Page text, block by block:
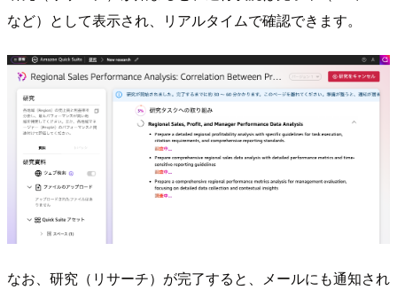
など）として表示され、リアルタイムで確認できます。
なお、研究（リサーチ）が完了すると、メールにも通知され